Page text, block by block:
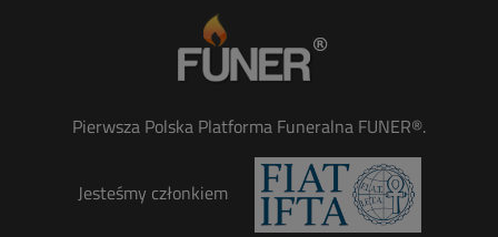
Pierwsza Polska Platforma Funeralna FUNER®.
Jesteśmy członkiem